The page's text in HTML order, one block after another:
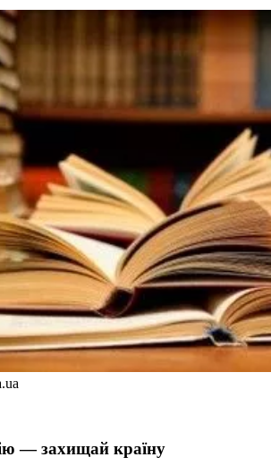
— захищай країну